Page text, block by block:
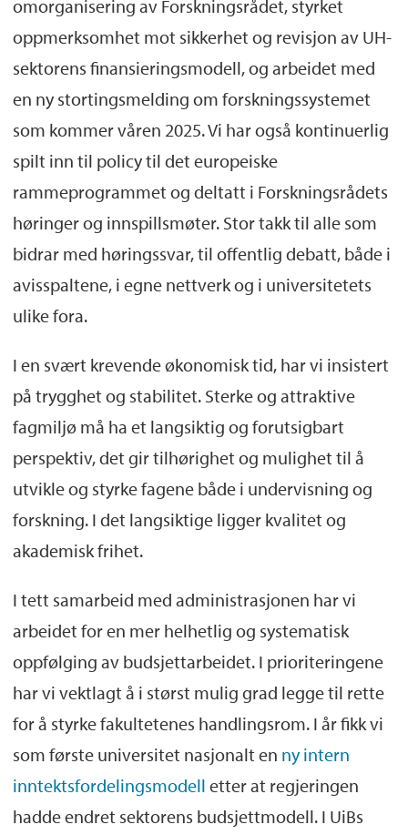
omorganisering av Forskningsrådet, styrket
oppmerksomhet mot sikkerhet og revisjon av UH-
sektorens finansieringsmodell, og arbeidet med
en ny stortingsmelding om forskningssystemet
som kommer våren 2025. Vi har også kontinuerlig
spilt inn til policy til det europeiske
rammeprogrammet og deltatt i Forskningsrådets
høringer og innspillsmøter. Stor takk til alle som
bidrar med høringssvar, til offentlig debatt, både i
avisspaltene, i egne nettverk og i universitetets
ulike fora.
I en svært krevende økonomisk tid, har vi insistert
på trygghet og stabilitet. Sterke og attraktive
fagmiljø må ha et langsiktig og forutsigbart
perspektiv, det gir tilhørighet og mulighet til å
utvikle og styrke fagene både i undervisning og
forskning. I det langsiktige ligger kvalitet og
akademisk frihet.
I tett samarbeid med administrasjonen har vi
arbeidet for en mer helhetlig og systematisk
oppfølging av budsjettarbeidet. I prioriteringene
har vi vektlagt å i størst mulig grad legge til rette
for å styrke fakultetenes handlingsrom. I år fikk vi
som første universitet nasjonalt en ny intern
inntektsfordelingsmodell etter at regjeringen
hadde endret sektorens budsjettmodell. I UiBs